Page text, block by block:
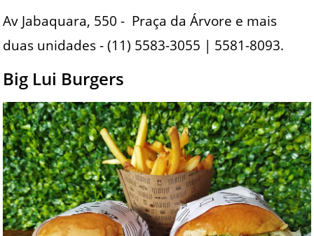
Av Jabaquara, 550 - Praça da Árvore e mais
duas unidades - (11) 5583-3055 | 5581-8093.
Big Lui Burgers